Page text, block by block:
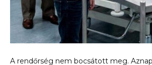
A rendőrség nem bocsátott meg.